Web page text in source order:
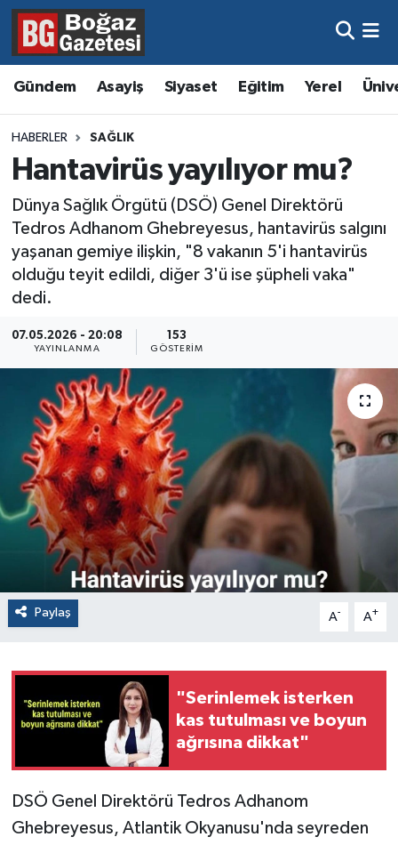
Gündem Asayiş Siyaset Eğitim Yerel
HABERLER SAĞLIK
Hantavirüs yayılıyor mu?
Dünya Sağlık Örgütü (DSÖ) Genel Direktörü
Tedros Adhanom Ghebreyesus, hantavirüs salgını
yaşanan gemiye ilişkin, "8 vakanın 5'i hantavirüs
olduğu teyit edildi, diğer 3'ü ise şüpheli vaka"
dedi.
07.05.2026 - 20:08
YAYINLANMA
153
GÖSTERIM
Paylaş A- A+
"Serinlemek isterken
kas tutulması ve boyun
ağrısına dikkat"
DSÖ Genel Direktörü Tedros Adhanom
Ghebreyesus, Atlantik Okyanusu'nda seyreden
Asayiş
Eğitim
Ekonomi
Gündem
Kültür ve Sanat
Resmi İlanlar
Sağlık
Hava Durumu
Trafik Durumu
Süper Lig Puan Durumu ve Fikstür
Tüm Manşetler
Son Dakika Haberleri